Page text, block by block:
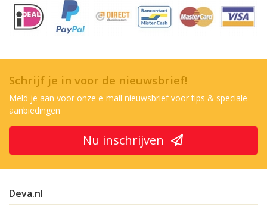
Schrijf je in voor de nieuwsbrief!
Meld je aan voor onze e-mail nieuwsbrief voor tips & speciale
aanbiedingen
Nu inschrijven
Deva.nl